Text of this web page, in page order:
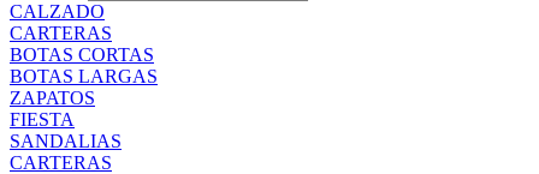
CALZADO
CARTERAS
BOTAS CORTAS
BOTAS LARGAS
ZAPATOS
FIESTA
SANDALIAS
CARTERAS